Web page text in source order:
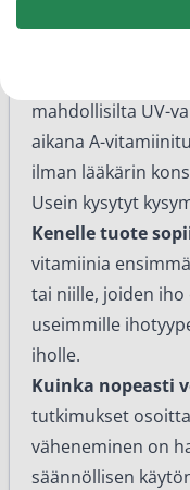
On tärkeää
saattavat
mahdollisilta UV-
aikana A-
ilman lääkärin
Usein kysytyt
Kenelle tuote
vitamiinia
tai niille, joiden iho
useimmille
iholle.
Kuinka nopeasti
tutkimukset
väheneminen on
säännöllisen